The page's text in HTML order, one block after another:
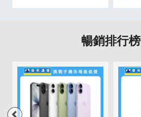
暢銷排行榜